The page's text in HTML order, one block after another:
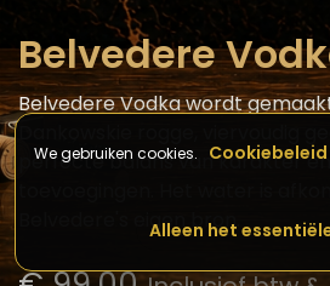
Belvedere
Belvedere Vodka wordt
perfecte balans van karakter en
Belvedere's eigen bron.
We gebruiken cookies. Cookiebeleid
Alleen het